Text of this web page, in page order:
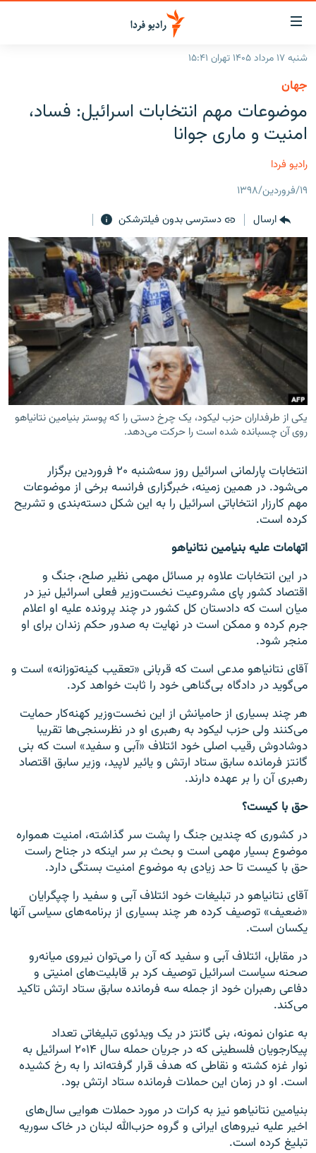
لینک‌های
قابلیت
دسترسی
بازگشت
منوی
اصلی
رفتن
به
صفحه
جهان
فرکانس‌ها
پادکست
چندرسانه‌ای
گزارش‌های تصویری
گزارش‌های ویدئویی
زنان فردا
English
به ما بپیوندید
زبان‌های دیگر
شنبه ۱۷ مرداد ۱۴۰۵ تهران ۱۵:۴۱
جهان
موضوعات مهم انتخابات اسرائیل: فساد،
امنیت و ماری جوانا
رادیو فردا
۱۹/فروردین/۱۳۹۸
ارسال
دسترسی بدون فیلترشکن
یکی از طرفداران حزب لیکود، یک چرخ دستی را که پوستر بنیامین نتانیاهو
روی آن چسبانده شده است را حرکت می‌دهد.
انتخابات پارلمانی اسرائیل روز سه‌شنبه ۲۰ فروردین برگزار
می‌شود. در همین زمینه، خبرگزاری فرانسه برخی از موضوعات
مهم کارزار انتخاباتی اسرائیل را به این شکل دسته‌بندی و تشریح
کرده است.
اتهامات علیه بنیامین نتانیاهو
در این انتخابات علاوه بر مسائل مهمی نظیر صلح، جنگ و
اقتصاد کشور پای مشروعیت نخست‌وزیر فعلی اسرائیل نیز در
میان است که دادستان کل کشور در چند پرونده علیه او اعلام
جرم کرده و ممکن است در نهایت به صدور حکم زندان برای او
منجر شود.
آقای نتانیاهو مدعی است که قربانی «تعقیب کینه‌توزانه» است و
می‌گوید در دادگاه بی‌گناهی خود را ثابت خواهد کرد.
هر چند بسیاری از حامیانش از این نخست‌وزیر کهنه‌کار حمایت
می‌کنند ولی حزب لیکود به رهبری او در نظرسنجی‌ها تقریبا
دوشادوش رقیب اصلی خود ائتلاف «آبی و سفید» است که بنی
گانتز فرمانده سابق ستاد ارتش و یائیر لاپید، وزیر سابق اقتصاد
رهبری آن را بر عهده دارند.
حق با کیست؟
در کشوری که چندین جنگ را پشت سر گذاشته، امنیت همواره
موضوع بسیار مهمی است و بحث بر سر اینکه در جناح راست
حق با کیست تا حد زیادی به موضوع امنیت بستگی دارد.
آقای نتانیاهو در تبلیغات خود ائتلاف آبی و سفید را چپگرایان
«ضعیف» توصیف کرده هر چند بسیاری از برنامه‌های سیاسی آنها
یکسان است.
در مقابل، ائتلاف آبی و سفید که آن را می‌توان نیروی میانه‌رو
صحنه سیاست اسرائیل توصیف کرد بر قابلیت‌های امنیتی و
دفاعی رهبران خود از جمله سه فرمانده سابق ستاد ارتش تاکید
می‌کند.
به عنوان نمونه، بنی گانتز در یک ویدئوی تبلیغاتی تعداد
پیکارجویان فلسطینی که در جریان حمله سال ۲۰۱۴ اسرائیل به
نوار غزه کشته و نقاطی که هدف قرار گرفته‌اند را به رخ کشیده
است. او در زمان این حملات فرمانده ستاد ارتش بود.
بنیامین نتانیاهو نیز به کرات در مورد حملات هوایی سال‌های
اخیر علیه نیروهای ایرانی و گروه حزب‌الله لبنان در خاک سوریه
تبلیغ کرده است.